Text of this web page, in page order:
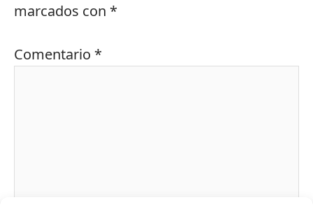
marcados con *
Comentario *